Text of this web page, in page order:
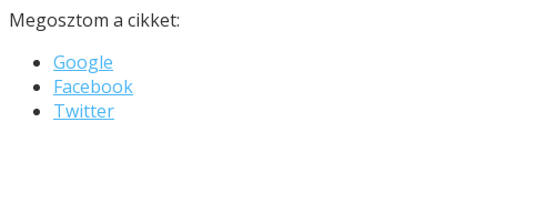
Megosztom a cikket:
Google
Facebook
Twitter